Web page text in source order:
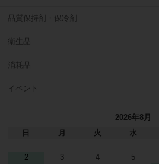
品質保持剤・保冷剤
衛生品
消耗品
イベント
2026年8月
日
月 火 水
2
3 4 5